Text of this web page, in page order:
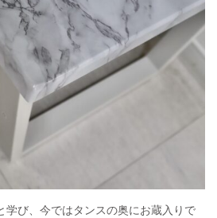
学び、今ではタンスの奥にお蔵入りで